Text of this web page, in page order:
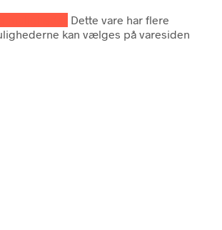
Dette vare har flere
kan vælges på varesiden